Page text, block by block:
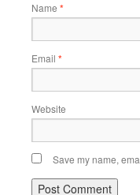
Name *
Email *
Website
Save my name,